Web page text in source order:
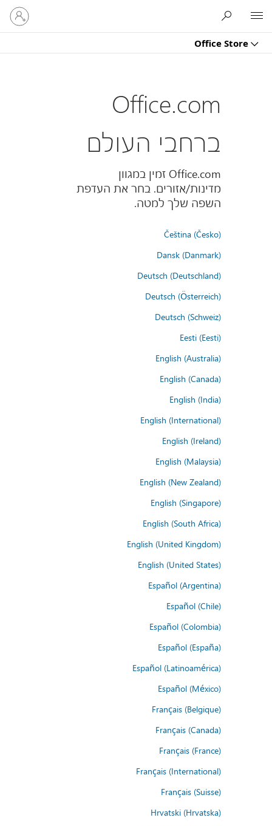
Office Store
היכנס
לחשבון
שלך
Office.com
ברחבי העולם
Office.com זמין במגוון
מדינות/אזורים. בחר את העדפת
השפה שלך למטה.
Čeština (Česko)
Dansk (Danmark)
Deutsch (Deutschland)
Deutsch (Österreich)
Deutsch (Schweiz)
Eesti (Eesti)
English (Australia)
English (Canada)
English (India)
English (International)
English (Ireland)
English (Malaysia)
English (New Zealand)
English (Singapore)
English (South Africa)
English (United Kingdom)
English (United States)
Español (Argentina)
Español (Chile)
Español (Colombia)
Español (España)
Español (Latinoamérica)
Español (México)
Français (Belgique)
Français (Canada)
Français (France)
Français (International)
Français (Suisse)
Hrvatski (Hrvatska)